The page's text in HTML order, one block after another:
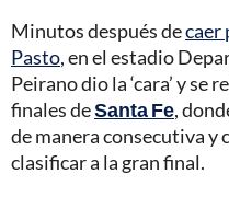
Minutos después decaer
Pasto, en el estadio
Peirano dio la ‘cara’ y se
finales deSanta Fe,
de manera consecutiva y
clasificar a la gran final.